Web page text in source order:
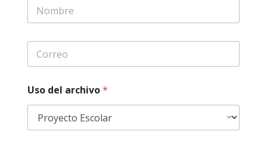
Uso del archivo*